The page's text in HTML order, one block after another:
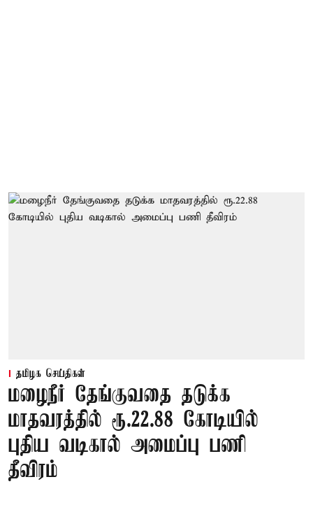
தமிழக செய்திகள்
மழைநீர் தேங்குவதை தடுக்க
மாதவரத்தில் ரூ.22.88 கோடியில்
புதிய வடிகால் அமைப்பு பணி
தீவிரம்